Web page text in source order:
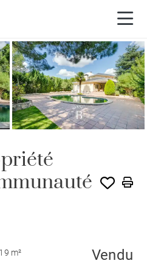
m² Vendu